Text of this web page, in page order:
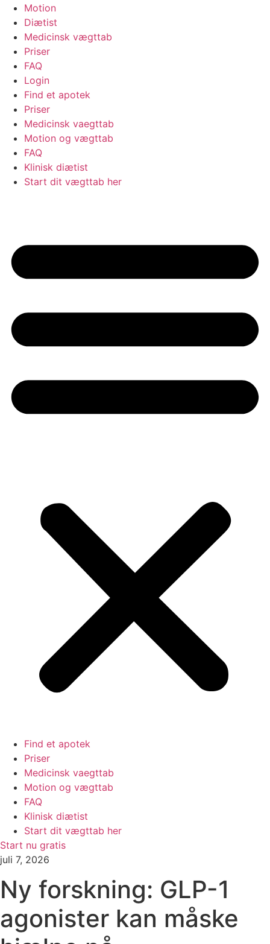
Motion
Diætist
Medicinsk vægttab
Priser
FAQ
Login
Find et apotek
Priser
Medicinsk vaegttab
Motion og vægttab
FAQ
Klinisk diætist
Start dit vægttab her
Find et apotek
Priser
Medicinsk vaegttab
Motion og vægttab
FAQ
Klinisk diætist
Start dit vægttab her
Start nu gratis
juli 7, 2026
Ny forskning: GLP-1
agonister kan måske